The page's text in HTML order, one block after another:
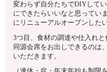
変わらず自分たちでDIYして
にできたらいいなと思ってい
にリニューアルオープンした
3つ目、食材の調達や仕入れ
同源会席をお出しできるのは
いただきます。